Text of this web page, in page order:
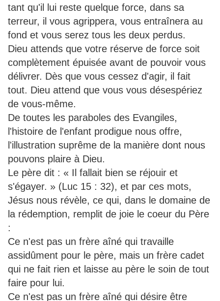
tant qu'il lui reste quelque force, dans sa
terreur, il vous agrippera, vous entraînera au
fond et vous serez tous les deux perdus.
Dieu attends que votre réserve de force soit
complètement épuisée avant de pouvoir vous
délivrer. Dès que vous cessez d'agir, il fait
tout. Dieu attend que vous vous désespériez
de vous-même.
De toutes les paraboles des Evangiles,
l'histoire de l'enfant prodigue nous offre,
l'illustration suprême de la manière dont nous
pouvons plaire à Dieu.
Le père dit : « Il fallait bien se réjouir et
s'égayer. » (Luc 15 : 32), et par ces mots,
Jésus nous révèle, ce qui, dans le domaine de
la rédemption, remplit de joie le coeur du Père
:
Ce n'est pas un frère aîné qui travaille
assidûment pour le père, mais un frère cadet
qui ne fait rien et laisse au père le soin de tout
faire pour lui.
Ce n'est pas un frère aîné qui désire être